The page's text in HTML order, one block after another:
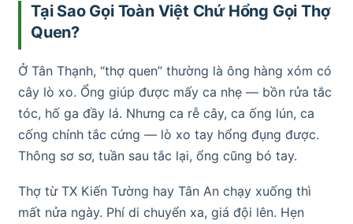
Tại Sao Gọi Toàn Việt Chứ Hổng Gọi Thợ
Quen?
Ở Tân Thạnh, “thợ quen” thường là ông hàng xóm có
cây lò xo. Ổng giúp được mấy ca nhẹ — bồn rửa tắc
tóc, hố ga đầy lá. Nhưng ca rễ cây, ca ống lún, ca
cống chính tắc cứng — lò xo tay hổng đụng được.
Thông sơ sơ, tuần sau tắc lại, ổng cũng bó tay.
Thợ từ TX Kiến Tường hay Tân An chạy xuống thì
mất nửa ngày. Phí di chuyển xa, giá đội lên. Hẹn